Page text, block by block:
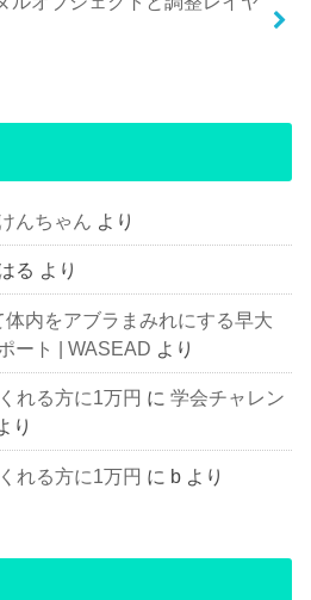
んちゃん より
る より
内をアブラまみれにする早大
ート | WASEAD より
れる方に1万円 に学会チャレン
り
れる方に1万円 に b より